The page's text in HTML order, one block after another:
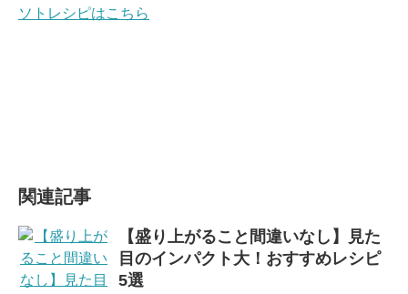
ソトレシピはこちら
関連記事
【盛り上がること間違いなし】見た
目のインパクト大！おすすめレシピ
5選